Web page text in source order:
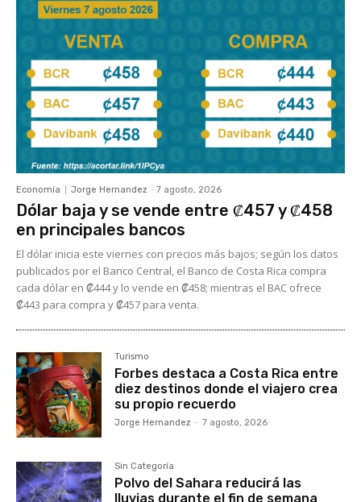
Economía Jorge Hernandez - 7 agosto, 2026
Dólar baja y se vende entre ₡457 y ₡458
en principales bancos
El dólar inicia este viernes con precios más bajos; según los datos
publicados por el Banco Central, el Banco de Costa Rica compra
cada dólar en ₡444 y lo vende en ₡458; mientras el BAC ofrece
₡443 para compra y ₡457 para venta.
Turismo
Forbes destaca a Costa Rica entre
diez destinos donde el viajero crea
su propio recuerdo
Jorge Hernandez - 7 agosto, 2026
Sin Categoría
Polvo del Sahara reducirá las
lluvias durante el fin de semana